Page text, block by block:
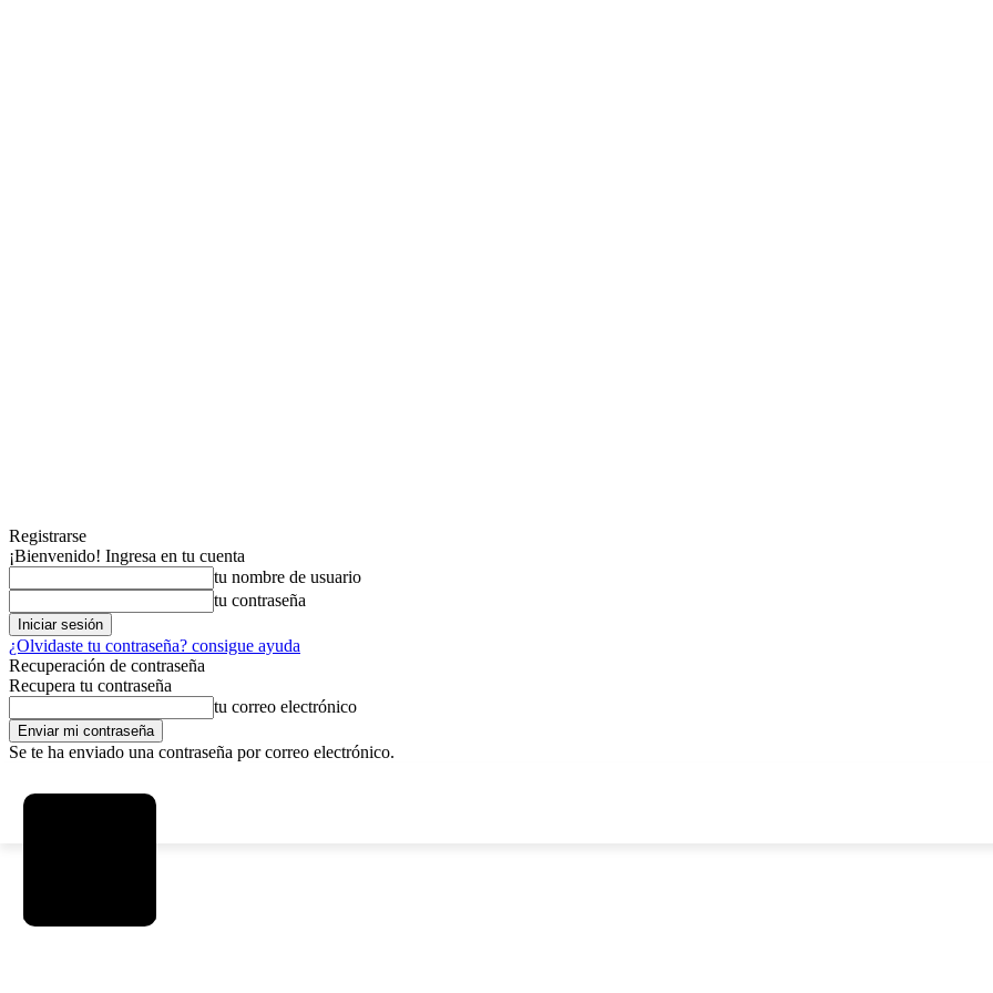
Registrarse
¡Bienvenido! Ingresa en tu cuenta
tu nombre de usuario
tu contraseña
¿Olvidaste tu contraseña? consigue ayuda
Recuperación de contraseña
Recupera tu contraseña
tu correo electrónico
Se te ha enviado una contraseña por correo electrónico.